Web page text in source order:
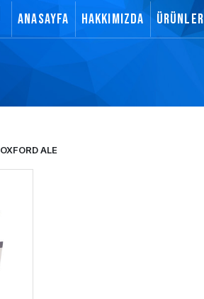
Anasayfa Hakkımızda Ürünler
OXFORD ALE